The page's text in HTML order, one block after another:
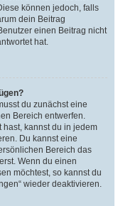
können jedoch, falls
dein Beitrag
einen Beitrag nicht
hat.
du zunächst eine
Bereich entwerfen.
kannst du in jedem
Du kannst eine
Bereich das
Wenn du einen
möchtest, so kannst du
wieder deaktivieren.